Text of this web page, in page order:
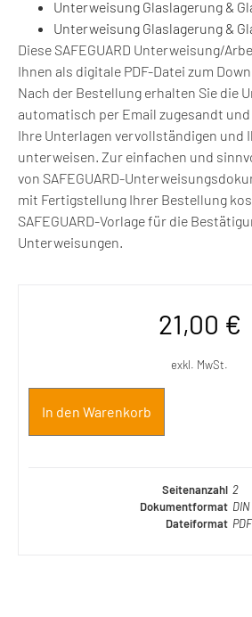
Unterweisung Glaslagerung &
Unterweisung Glaslagerung &
Diese SAFEGUARD Unterweisung/
Ihnen als digitale PDF-Datei zum
Nach der Bestellung erhalten Sie die
automatisch per Email zugesandt
Ihre Unterlagen vervollständigen und
unterweisen. Zur einfachen und
von SAFEGUARD-
mit Fertigstellung Ihrer Bestellung
SAFEGUARD-Vorlage für die
Unterweisungen.
21,00 €
exkl. MwSt.
In den Warenkorb
Seitenanzahl 2
Dokumentformat
Dateiformat PDF